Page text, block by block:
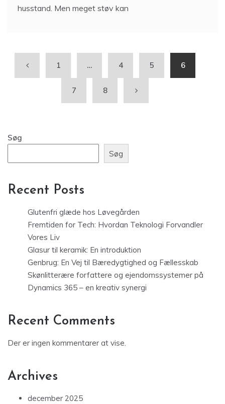
husstand. Men meget støv kan
1 … 4 5 6
7 8
Søg
Søg
Recent Posts
Glutenfri glæde hos Løvegården
Fremtiden for Tech: Hvordan Teknologi Forvandler
Vores Liv
Glasur til keramik: En introduktion
Genbrug: En Vej til Bæredygtighed og Fællesskab
Skønlitterære forfattere og ejendomssystemer på
Dynamics 365 – en kreativ synergi
Recent Comments
Der er ingen kommentarer at vise.
Archives
december 2025